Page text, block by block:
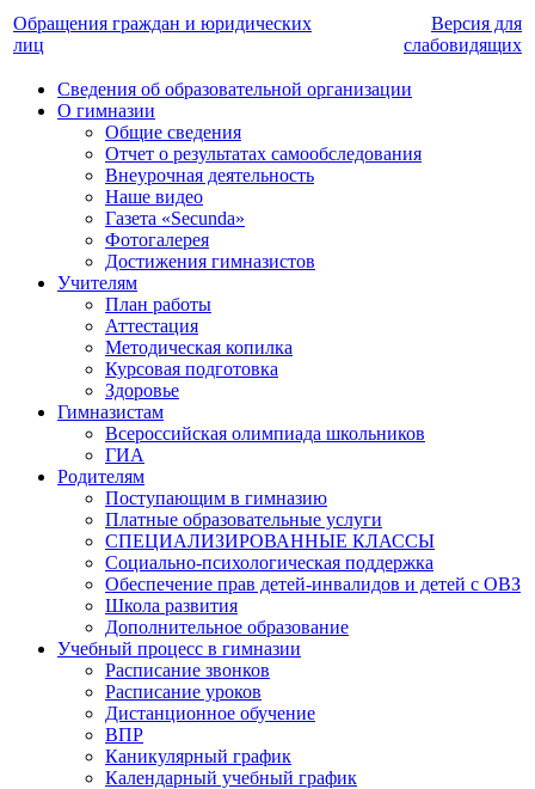
Обращения граждан и юридических
лиц
Версия для
слабовидящих
Сведения об образовательной организации
О гимназии
Общие сведения
Отчет о результатах самообследования
Внеурочная деятельность
Наше видео
Газета «Secunda»
Фотогалерея
Достижения гимназистов
Учителям
План работы
Аттестация
Методическая копилка
Курсовая подготовка
Здоровье
Гимназистам
Всероссийская олимпиада школьников
ГИА
Родителям
Поступающим в гимназию
Платные образовательные услуги
СПЕЦИАЛИЗИРОВАННЫЕ КЛАССЫ
Социально-психологическая поддержка
Обеспечение прав детей-инвалидов и детей с ОВЗ
Школа развития
Дополнительное образование
Учебный процесс в гимназии
Расписание звонков
Расписание уроков
Дистанционное обучение
ВПР
Каникулярный график
Календарный учебный график